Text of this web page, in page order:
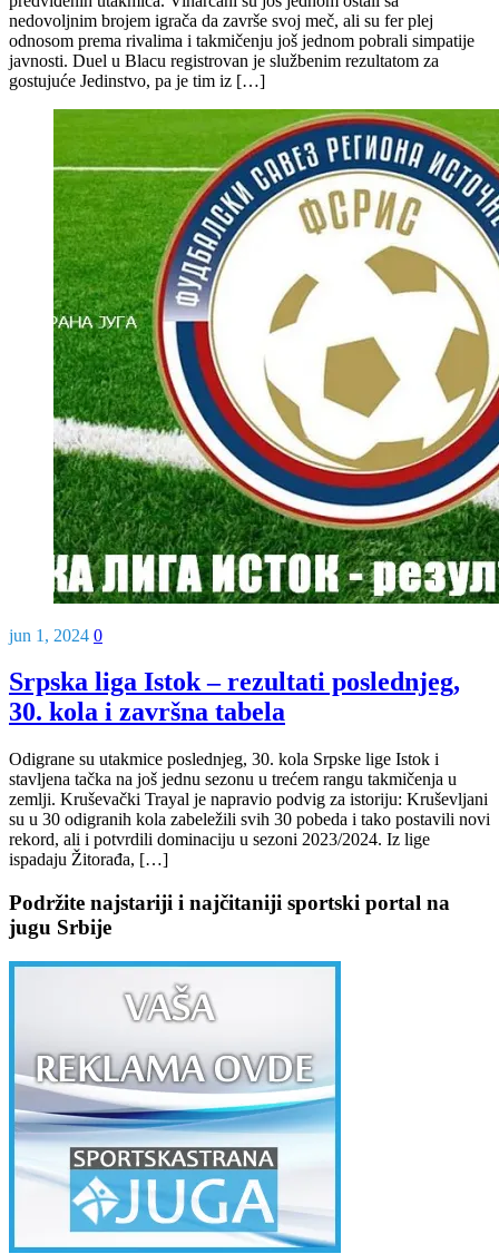
nedovoljnim brojem igrača da završe svoj meč, ali su fer plej
odnosom prema rivalima i takmičenju još jednom pobrali simpatije
javnosti. Duel u Blacu registrovan je službenim rezultatom za
gostujuće Jedinstvo, pa je tim iz […]
jun 1, 2024 0
Srpska liga Istok – rezultati poslednjeg,
30. kola i završna tabela
Odigrane su utakmice poslednjeg, 30. kola Srpske lige Istok i
stavljena tačka na još jednu sezonu u trećem rangu takmičenja u
zemlji. Kruševački Trayal je napravio podvig za istoriju: Kruševljani
su u 30 odigranih kola zabeležili svih 30 pobeda i tako postavili novi
rekord, ali i potvrdili dominaciju u sezoni 2023/2024. Iz lige
ispadaju Žitorađa, […]
Podržite najstariji i najčitaniji sportski portal na
jugu Srbije